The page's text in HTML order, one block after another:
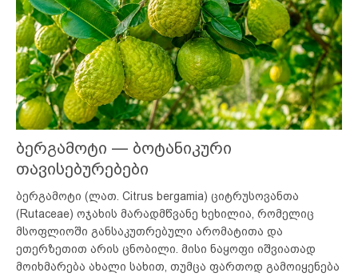
ბერგამოტი — ბოტანიკური
თავისებურებები
ბერგამოტი (ლათ. Citrus bergamia) ციტრუსოვანთა
(Rutaceae) ოჯახის მარადმწვანე ხეხილია, რომელიც
მსოფლიოში განსაკუთრებული არომატითა და
ეთერზეთით არის ცნობილი. მისი ნაყოფი იშვიათად
მოიხმარება ახალი სახით, თუმცა ფართოდ გამოიყენება